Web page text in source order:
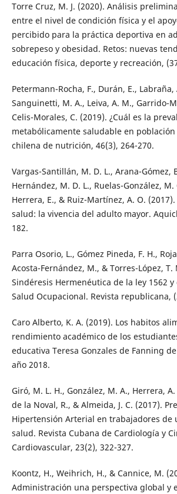
Torre Cruz, M. J. (2020). Análisis
entre el nivel de condición física y el
percibido para la práctica deportiva en
sobrepeso y obesidad. Retos: nuevas
educación física, deporte y recreación,
Petermann-Rocha, F., Durán, E.,
Sanguinetti, M. A., Leiva, A. M., Garrido-
Celis-Morales, C. (2019). ¿Cuál es la
metabólicamente saludable en población
chilena de nutrición, 46(3), 264-270.
Vargas-Santillán, M. D. L., Arana-Gómez,
Hernández, M. D. L., Ruelas-González,
Herrera, E., & Ruiz-Martínez, A. O.
salud: la vivencia del adulto mayor.
182.
Parra Osorio, L., Gómez Pineda, F. H.,
Acosta-Fernández, M., & Torres-López, T.
Sindéresis Hermenéutica de la ley 1562
Salud Ocupacional. Revista republicana,
Caro Alberto, K. A. (2019). Los habitos
rendimiento académico de los
educativa Teresa Gonzales de Fanning
año 2018.
Giró, M. L. H., González, M. A., Herrera, A.
de la Noval, R., & Almeida, J. C. (2017).
Hipertensión Arterial en trabajadores de
salud. Revista Cubana de Cardiología y
Cardiovascular, 23(2), 322-327.
Koontz, H., Weihrich, H., & Cannice, M.
Administración una perspectiva global y